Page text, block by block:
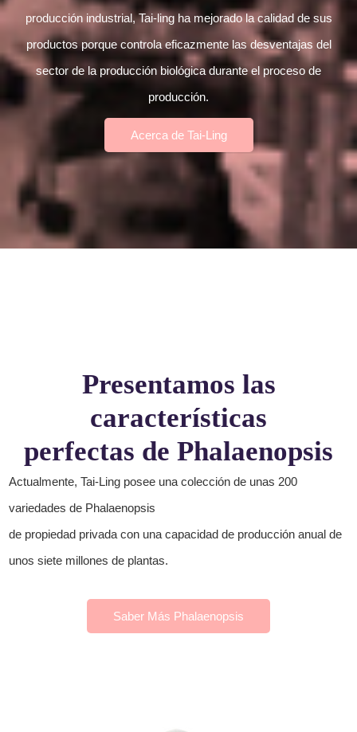
producción industrial, Tai-ling ha mejorado la calidad de sus
productos porque controla eficazmente las desventajas del
sector de la producción biológica durante el proceso de
producción.
Acerca de Tai-Ling
Presentamos las
características
perfectas de Phalaenopsis
Actualmente, Tai-Ling posee una colección de unas 200
variedades de Phalaenopsis
de propiedad privada con una capacidad de producción anual de
unos siete millones de plantas.
Saber Más Phalaenopsis